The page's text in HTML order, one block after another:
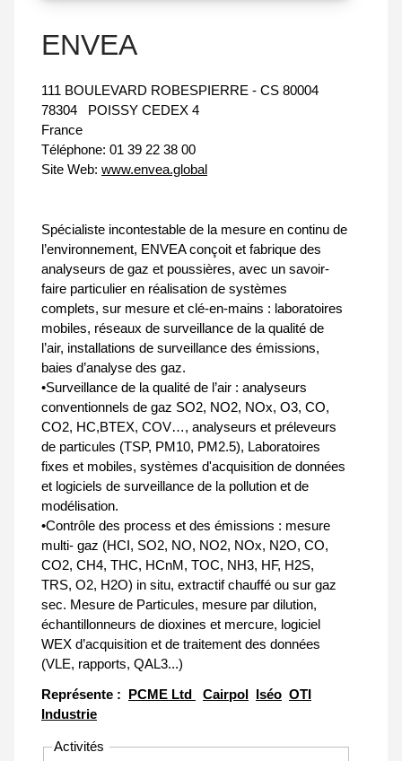
ENVEA
111 BOULEVARD ROBESPIERRE - CS 80004
78304
POISSY CEDEX 4
France
Téléphone: 01 39 22 38 00
Site Web: www.envea.global
Spécialiste incontestable de la mesure en continu de
l’environnement, ENVEA conçoit et fabrique des
analyseurs de gaz et poussières, avec un savoir-
faire particulier en réalisation de systèmes
complets, sur mesure et clé-en-mains : laboratoires
mobiles, réseaux de surveillance de la qualité de
l’air, installations de surveillance des émissions,
baies d’analyse des gaz.
•Surveillance de la qualité de l’air : analyseurs
conventionnels de gaz SO2, NO2, NOx, O3, CO,
CO2, HC,BTEX, COV…, analyseurs et préleveurs
de particules (TSP, PM10, PM2.5), Laboratoires
fixes et mobiles, systèmes d'acquisition de données
et logiciels de surveillance de la pollution et de
modélisation.
•Contrôle des process et des émissions : mesure
multi- gaz (HCI, SO2, NO, NO2, NOx, N2O, CO,
CO2, CH4, THC, HCnM, TOC, NH3, HF, H2S,
TRS, O2, H2O) in situ, extractif chauffé ou sur gaz
sec. Mesure de Particules, mesure par dilution,
échantillonneurs de dioxines et mercure, logiciel
WEX d’acquisition et de traitement des données
(VLE, rapports, QAL3...)
Représente : PCME Ltd Cairpol Iséo OTI
Industrie
Activités